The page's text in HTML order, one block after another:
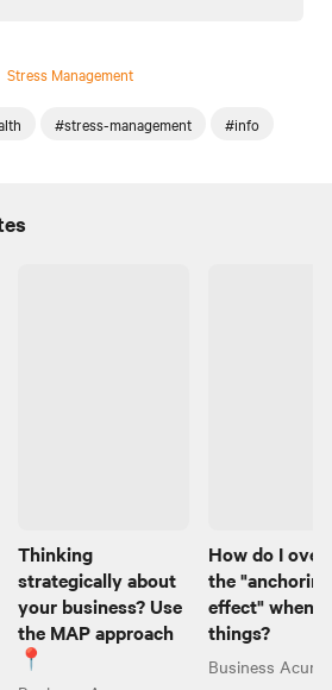
Stress Management
#stress-management #info
Thinking
strategically about
your business? Use
the MAP approach
📍
How do I
the "anchoring
effect" when I
things?
Business